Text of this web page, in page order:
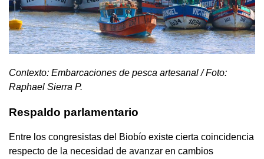
Contexto: Embarcaciones de pesca artesanal / Foto:
Raphael Sierra P.
Respaldo parlamentario
Entre los congresistas del Biobío existe cierta coincidencia
respecto de la necesidad de avanzar en cambios